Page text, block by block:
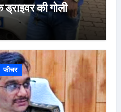
की गोली
फीचर